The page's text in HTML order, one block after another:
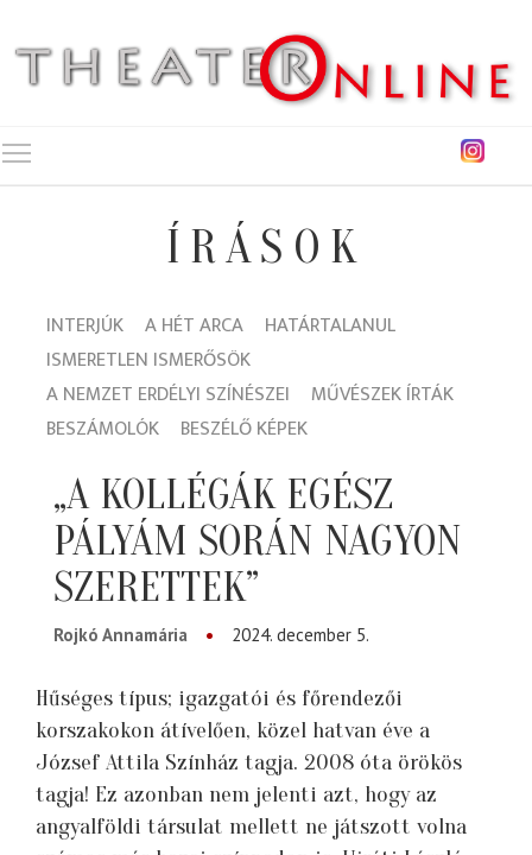
ÍRÁSOK
INTERJÚK A HÉT ARCA
HATÁRTALANUL
ISMERETLEN ISMERŐSÖK
A NEMZET ERDÉLYI SZÍNÉSZEI
MŰVÉSZEK ÍRTÁK
BESZÁMOLÓK
BESZÉLŐ KÉPEK
„A KOLLÉGÁK EGÉSZ
PÁLYÁM SORÁN NAGYON
SZERETTEK”
Rojkó Annamária 2024. december 5.
Hűséges típus; igazgatói és főrendezői
korszakokon átívelően, közel hatvan éve a
József Attila Színház tagja. 2008 óta örökös
tagja! Ez azonban nem jelenti azt, hogy az
angyalföldi társulat mellett ne játszott volna